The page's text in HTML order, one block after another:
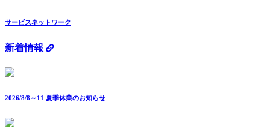
サービスネットワーク
新着情報
2026/8/8～11 夏季休業のお知らせ